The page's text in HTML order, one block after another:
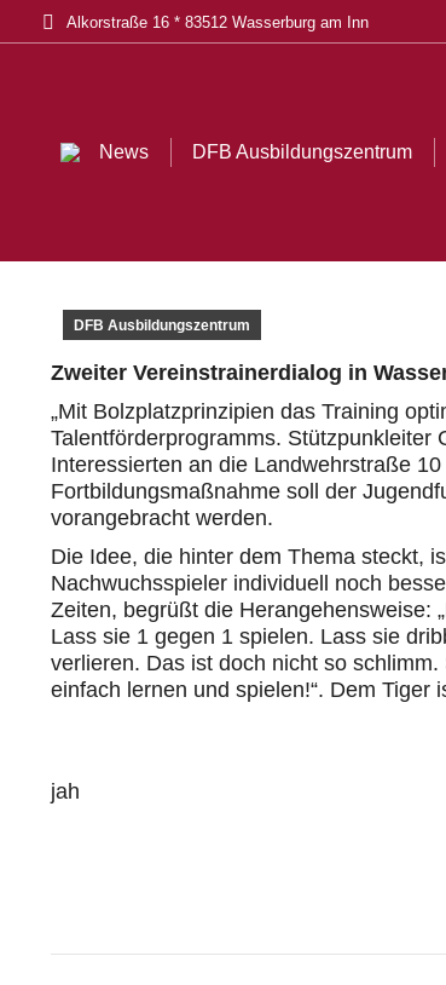
Alkorstraße 16 * 83512 Wasserburg am Inn
News DFB Ausbildungszentrum
DFB Ausbildungszentrum
Zweiter Vereinstrainerdialog in
„Mit Bolzplatzprinzipien das Training
Talentförderprogramms. Stützpunkleiter
Interessierten an die Landwehrstraße
Fortbildungsmaßnahme soll der
vorangebracht werden.
Die Idee, die hinter dem Thema steckt,
Nachwuchsspieler individuell noch
Zeiten, begrüßt die Herangehensweise:
Lass sie 1 gegen 1 spielen. Lass sie
verlieren. Das ist doch nicht so
einfach lernen und spielen!“. Dem Tiger
jah
News DFB Ausbildungszentrum